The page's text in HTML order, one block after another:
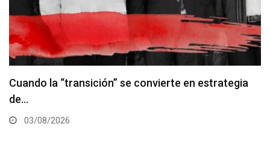
Cuando la “transición” se convierte en estrategia
de…
03/08/2026